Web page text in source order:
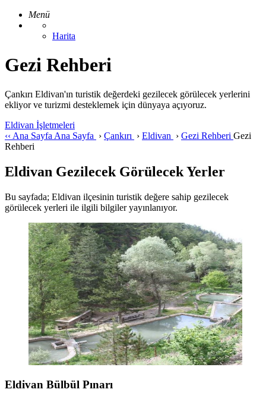
Menü
Harita
Gezi Rehberi
Çankırı Eldivan'ın turistik değerdeki gezilecek görülecek yerlerini
ekliyor ve turizmi desteklemek için dünyaya açıyoruz.
Eldivan İşletmeleri
‹‹ Ana Sayfa Ana Sayfa › Çankırı › Eldivan › Gezi Rehberi Gezi
Rehberi
Eldivan Gezilecek Görülecek Yerler
Bu sayfada; Eldivan ilçesinin turistik değere sahip gezilecek
görülecek yerleri ile ilgili bilgiler yayınlanıyor.
Eldivan Bülbül Pınarı